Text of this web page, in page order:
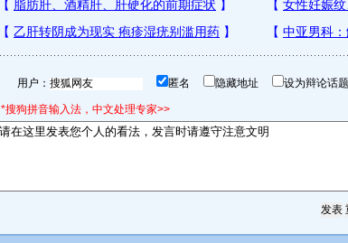
用户： 匿名 隐藏地址 设为辩论话题
*搜狗拼音输入法，中文处理专家>>